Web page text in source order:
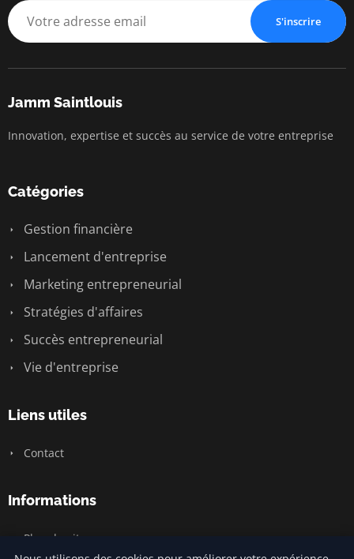
S'inscrire
Jamm Saintlouis
Innovation, expertise et succès au service de votre entreprise
Catégories
Gestion financière
Lancement d'entreprise
Marketing entrepreneurial
Stratégies d'affaires
Succès entrepreneurial
Vie d'entreprise
Liens utiles
Contact
Informations
Plan du site